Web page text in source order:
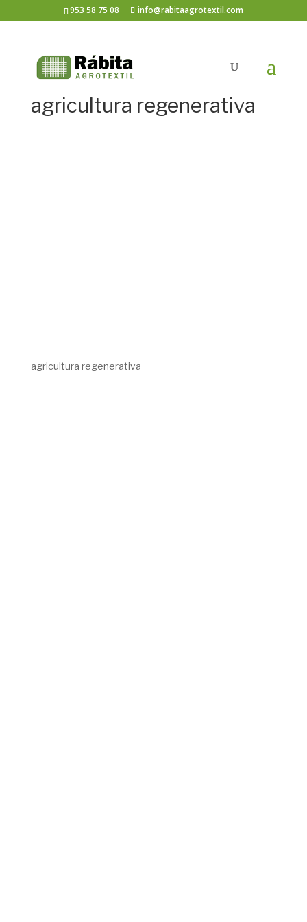
953 58 75 08 info@rabitaagrotextil.com
agricultura regenerativa
agricultura regenerativa